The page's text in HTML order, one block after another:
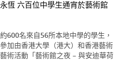
恆 六百位中學生通宵於藝術館
600名來自56所本地中學的學生，
加由香港大學（港大）和香港藝術
術活動「藝術館之夜 – 與安迪華荷